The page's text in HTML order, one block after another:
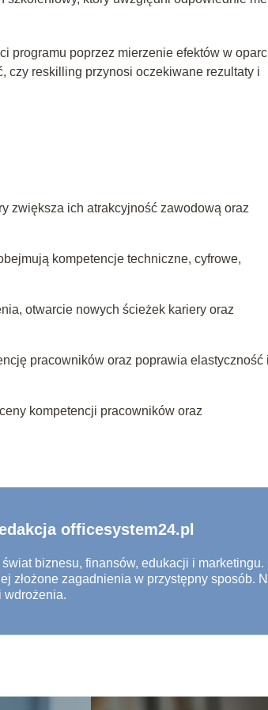
programu poprzez mierzenie efektów w
czy reskilling przynosi oczekiwane rezultaty i
zwiększa ich atrakcyjność zawodową oraz
kompetencje techniczne, cyfrowe,
otwarcie nowych ścieżek kariery oraz
pracowników oraz poprawia elastyczność
kompetencji pracowników oraz
officesystem24.pl
biznesu, finansów, edukacji i
złożone zagadnienia w przystępny sposób.
wdrożenia.